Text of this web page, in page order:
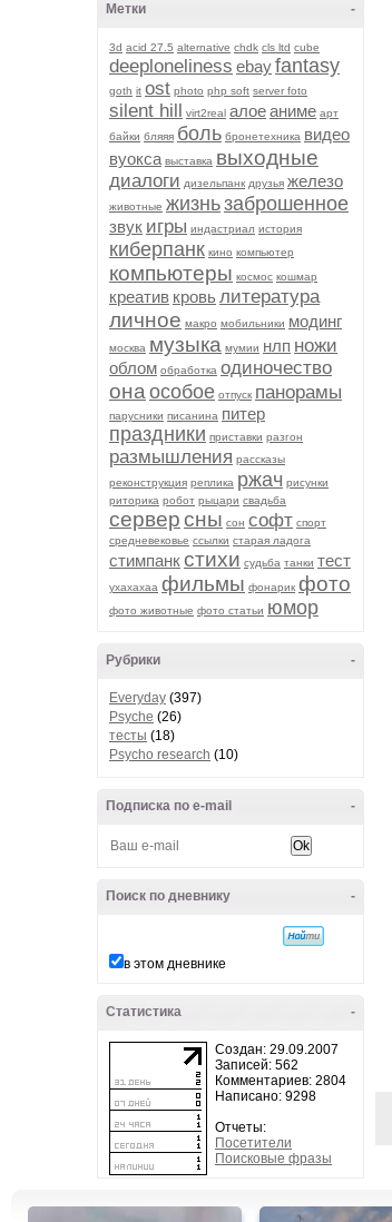
-
Метки
3d acid 27.5 alternative chdk cls ltd cube
deeploneliness ebayfantasy
goth it ost photo php soft server foto
silent hill virt2real алоеаниме арт
байки бляяя боль бронетехника видео
вуокса выставка выходные
диалоги дизельпанк друзья железо
животные жизньзаброшенное
звук игры индастриал история
киберпанк кино компьютер
компьютеры космос кошмар
креатив кровьлитература
личное макро мобильники модинг
москва музыка мумии нлп ножи
облом обработка одиночество
она особое отпуск панорамы
парусники писанина питер
праздники приставки разгон
размышления рассказы
реконструкция реплика ржач рисунки
риторика робот рыцари свадьба
серверсны сон софт спорт
средневековье ссылки старая ладога
стимпанкстихи судьба танки тест
ухахахаа фильмы фонарик фото
фото животные фото статьи юмор
-
Рубрики
Everyday (397)
Psyche (26)
тесты (18)
Psycho research (10)
-
Подписка по e-mail
-
Поиск по дневнику
в этом дневнике
-
Статистика
Создан: 29.09.2007
Записей: 562
Комментариев: 2804
Написано: 9298
Отчеты:
Посетители
Поисковые фразы